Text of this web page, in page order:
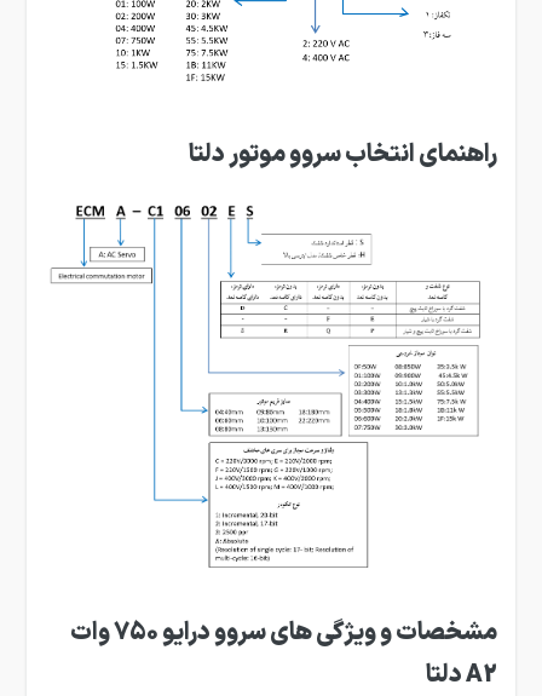
راهنمای انتخاب سروو موتور دلتا
مشخصات و ویژگی های سروو درایو 750 وات
A2 دلتا